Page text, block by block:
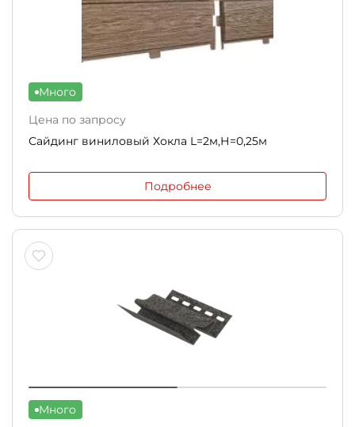
Много
Цена по запросу
Сайдинг виниловый Хокла L=2м,Н=0,25м
Подробнее
Много